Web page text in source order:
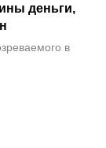
деньги,
в